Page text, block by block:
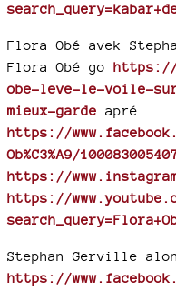
Flora Obé avek
Flora Obé go
obe-leve-le-voile-
mieux-garde apré
https://
Ob%C3%A9/
https://
https://
Stephan Gerville alon
https://